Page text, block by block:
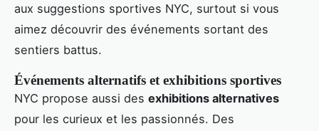
aux suggestions sportives NYC, surtout si vous
aimez découvrir des événements sortant des
sentiers battus.
Événements alternatifs et exhibitions sportives
NYC propose aussi des exhibitions alternatives
pour les curieux et les passionnés. Des